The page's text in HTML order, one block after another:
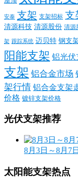
安泰 支架 支架招标 支
清源科技 清源股份 清源
架 跟踪系统 迈贝特 钢支
阳能支架 铝光伏
支架 铝合金市场
架行情 铝合金支架
价格 镀锌支架价格
光伏支架推荐
8月3日～8月7
太阳能支架热点